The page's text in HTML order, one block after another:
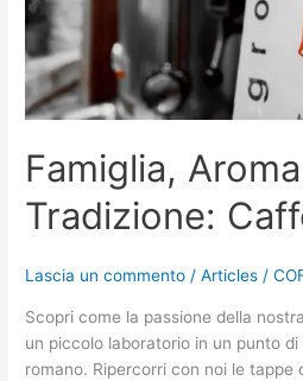
Famiglia,
Tradizione:
Lascia un commento /Articles /
Scopri come la passione della
un piccolo laboratorio in un punto di
romano. Ripercorri con noi le tappe